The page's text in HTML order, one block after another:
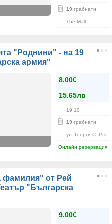
19 грабнати
The Mall
"Роднини" - на 19
армия"
8.00€
15.65лв
19.10
19 грабнати
ул. Георги С.
Онлайн резервация
фамилия" от Рей
"Българска
9.00€